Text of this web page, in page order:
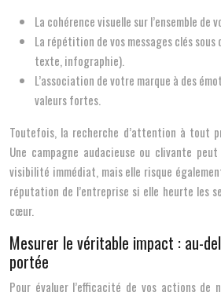
La cohérence visuelle sur l’ensemble de
La répétition de vos messages clés
texte, infographie).
L’association de votre marque à des
valeurs fortes.
Toutefois, la recherche d’attention à tout
Une campagne audacieuse ou clivante
visibilité immédiat, mais elle risque
réputation de l’entreprise si elle heurte les
cœur.
Mesurer le véritable impact : au-
portée
Pour évaluer l’efficacité de vos actions